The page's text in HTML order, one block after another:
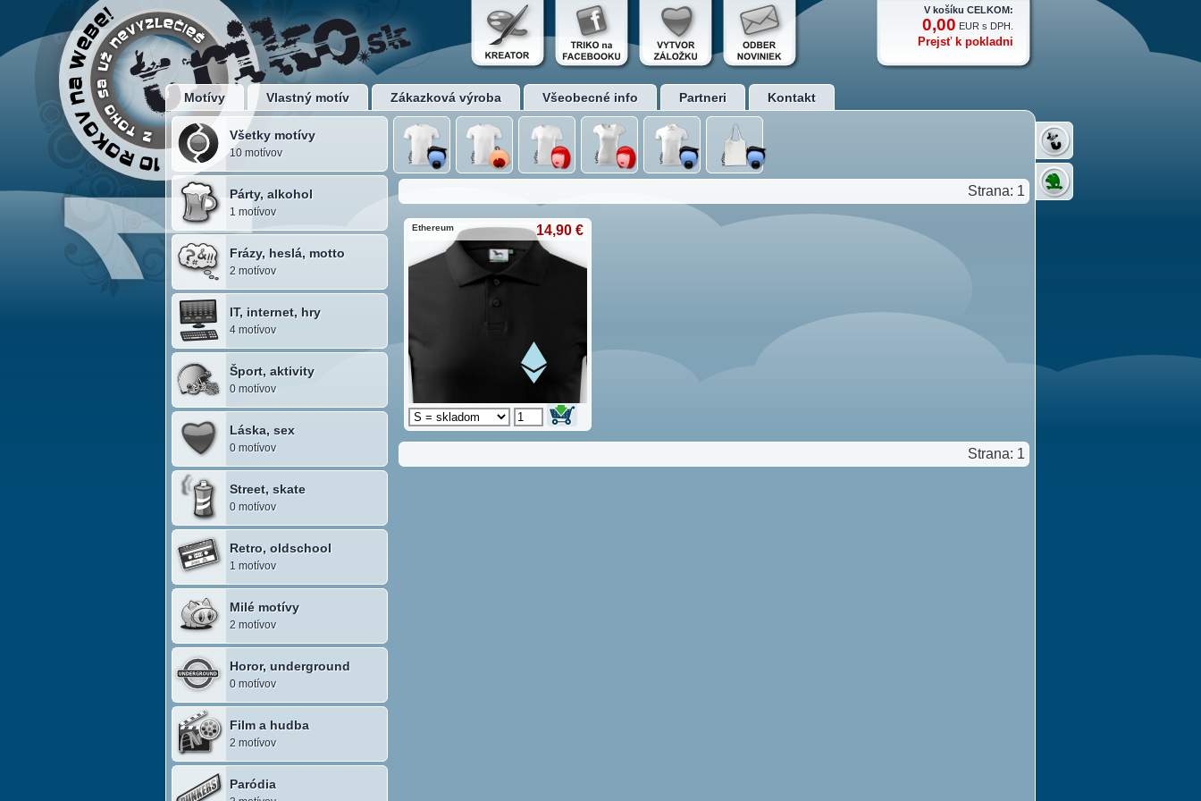
V košíku CELKOM:
EUR s DPH.
0,00
Prejsť k pokladni
Motívy Vlastný motív Zákazková výroba Všeobecné info Partneri Kontakt
Všetky motívy
10 motívov
Párty, alkohol
1 motívov
Frázy, heslá, motto
2 motívov
IT, internet, hry
4 motívov
Šport, aktivity
0 motívov
Láska, sex
0 motívov
Street, skate
0 motívov
Retro, oldschool
1 motívov
Milé motívy
2 motívov
Horor, underground
0 motívov
Film a hudba
2 motívov
Paródia
Strana: 1
Ethereum 14,90 €
Strana: 1